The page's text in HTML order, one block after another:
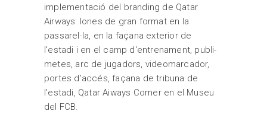
implementació del branding de Qatar
Airways: lones de gran format en la
passarel·la, en la façana exterior de
l'estadi i en el camp d'entrenament, publi-
metes, arc de jugadors, videomarcador,
portes d'accés, façana de tribuna de
l'estadi, Qatar Aiways Corner en el Museu
del FCB.